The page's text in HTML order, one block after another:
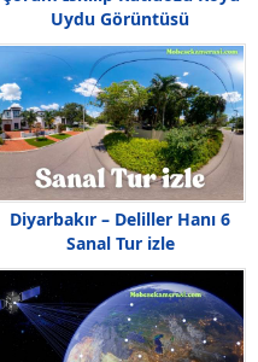
Uydu Görüntüsü
Diyarbakır – Deliller Hanı 6
Sanal Tur izle